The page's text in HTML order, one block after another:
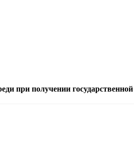
при получении государственной